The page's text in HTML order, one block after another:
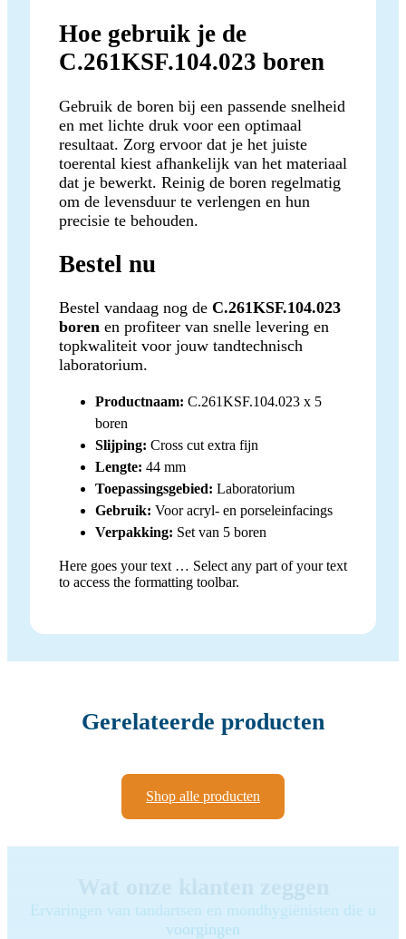
Hoe gebruik je de
C.261KSF.104.023 boren
Gebruik de boren bij een passende snelheid
en met lichte druk voor een optimaal
resultaat. Zorg ervoor dat je het juiste
toerental kiest afhankelijk van het materiaal
dat je bewerkt. Reinig de boren regelmatig
om de levensduur te verlengen en hun
precisie te behouden.
Bestel nu
Bestel vandaag nog de C.261KSF.104.023
boren en profiteer van snelle levering en
topkwaliteit voor jouw tandtechnisch
laboratorium.
Productnaam: C.261KSF.104.023 x 5
boren
Slijping: Cross cut extra fijn
Lengte: 44 mm
Toepassingsgebied: Laboratorium
Gebruik: Voor acryl- en porseleinfacings
Verpakking: Set van 5 boren
Here goes your text … Select any part of your text
to access the formatting toolbar.
Gerelateerde producten
Shop alle producten
Ervaringen van tandartsen en mondhygiënisten die u
voorgingen